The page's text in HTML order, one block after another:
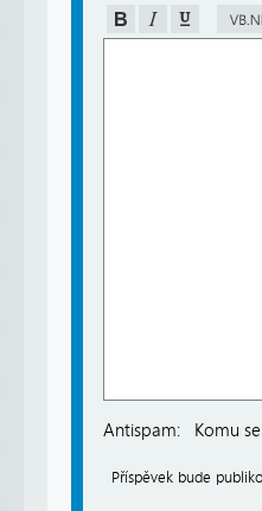
Antispam: Komu
Příspěvek bude